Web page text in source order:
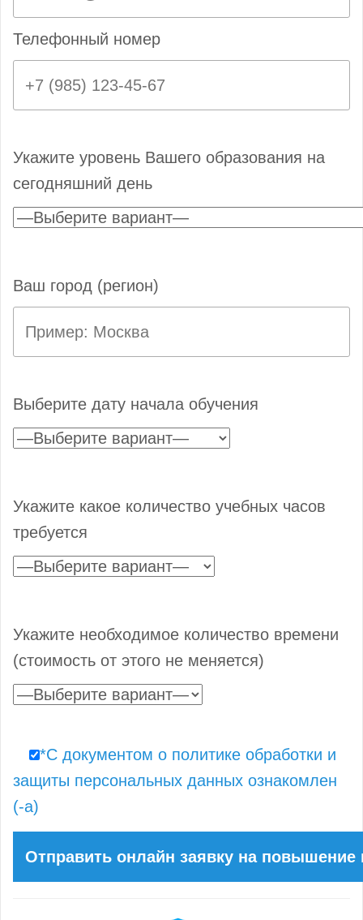
Телефонный номер
Укажите уровень Вашего образования на
сегодняшний день
Ваш город (регион)
Выберите дату начала обучения
Укажите какое количество учебных часов
требуется
Укажите необходимое количество времени
(стоимость от этого не меняется)
*С документом о политике обработки и
защиты персональных данных ознакомлен
(-а)